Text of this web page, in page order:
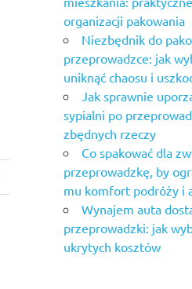
organizacji pakowania
Niezbędnik do
przeprowadzce: jak
uniknąć chaosu i
Jak sprawnie
sypialni po
zbędnych rzeczy
Co spakować dla
przeprowadzkę, by
mu komfort podróży i
Wynajem auta
przeprowadzki: jak
ukrytych kosztów